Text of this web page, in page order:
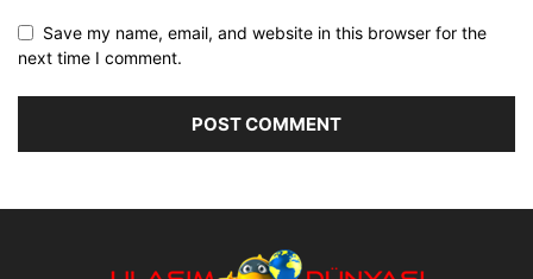
Save my name, email, and website in this browser for the
next time I comment.